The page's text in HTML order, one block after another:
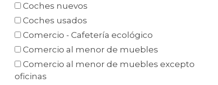
Coches nuevos
Coches usados
Comercio - Cafetería ecológico
Comercio al menor de muebles
Comercio al menor de muebles excepto
oficinas